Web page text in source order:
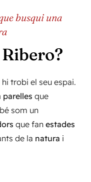
busqui una
trobi el seu espai.
parelles que
som un
que fan estades
de la natura i